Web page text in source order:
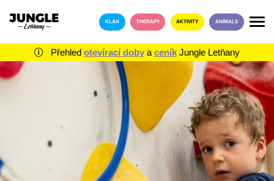
KLAN THERAPY AKTIVITY ANIMALS
Přehledotevírací doby aceník Jungle Letňany